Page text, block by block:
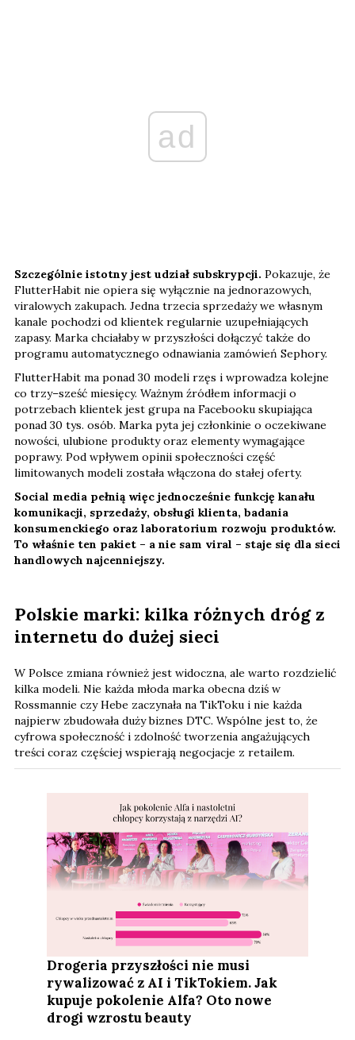
ad
Szczególnie istotny jest udział subskrypcji. Pokazuje, że
FlutterHabit nie opiera się wyłącznie na jednorazowych,
viralowych zakupach. Jedna trzecia sprzedaży we własnym
kanale pochodzi od klientek regularnie uzupełniających
zapasy. Marka chciałaby w przyszłości dołączyć także do
programu automatycznego odnawiania zamówień Sephory.
FlutterHabit ma ponad 30 modeli rzęs i wprowadza kolejne
co trzy–sześć miesięcy. Ważnym źródłem informacji o
potrzebach klientek jest grupa na Facebooku skupiająca
ponad 30 tys. osób. Marka pyta jej członkinie o oczekiwane
nowości, ulubione produkty oraz elementy wymagające
poprawy. Pod wpływem opinii społeczności część
limitowanych modeli została włączona do stałej oferty.
Social media pełnią więc jednocześnie funkcję kanału
komunikacji, sprzedaży, obsługi klienta, badania
konsumenckiego oraz laboratorium rozwoju produktów.
To właśnie ten pakiet – a nie sam viral – staje się dla sieci
handlowych najcenniejszy.
Polskie marki: kilka różnych dróg z
internetu do dużej sieci
W Polsce zmiana również jest widoczna, ale warto rozdzielić
kilka modeli. Nie każda młoda marka obecna dziś w
Rossmannie czy Hebe zaczynała na TikToku i nie każda
najpierw zbudowała duży biznes DTC. Wspólne jest to, że
cyfrowa społeczność i zdolność tworzenia angażujących
treści coraz częściej wspierają negocjacje z retailem.
Drogeria przyszłości nie musi
rywalizować z AI i TikTokiem. Jak
kupuje pokolenie Alfa? Oto nowe
drogi wzrostu beauty